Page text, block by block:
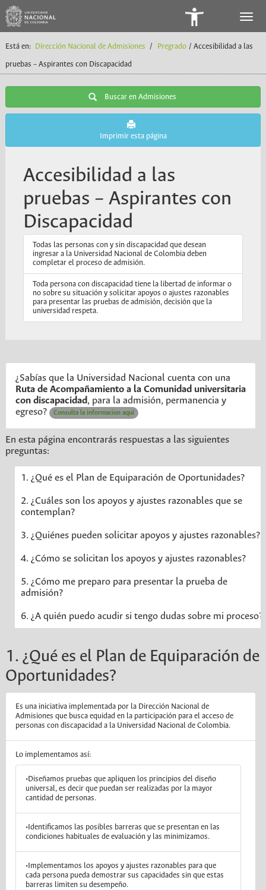
Está en: Dirección Nacional de Admisiones / Pregrado / Accesibilidad a las
pruebas – Aspirantes con Discapacidad
Buscar en Admisiones
Imprimir esta página
Accesibilidad a las
pruebas – Aspirantes con
Discapacidad
Todas las personas con y sin discapacidad que desean
ingresar a la Universidad Nacional de Colombia deben
completar el proceso de admisión.
Toda persona con discapacidad tiene la libertad de informar o
no sobre su situación y solicitar apoyos o ajustes razonables
para presentar las pruebas de admisión, decisión que la
universidad respeta.
¿Sabías que la Universidad Nacional cuenta con una
Ruta de Acompañamiento a la Comunidad universitaria
con discapacidad, para la admisión, permanencia y
egreso?
Consulta la informacion aquí
En esta página encontrarás respuestas a las siguientes
preguntas:
1. ¿Qué es el Plan de Equiparación de Oportunidades?
2. ¿Cuáles son los apoyos y ajustes razonables que se
contemplan?
3. ¿Quiénes pueden solicitar apoyos y ajustes razonables?
4. ¿Cómo se solicitan los apoyos y ajustes razonables?
5. ¿Cómo me preparo para presentar la prueba de
admisión?
6. ¿A quién puedo acudir si tengo dudas sobre mi proceso?
1. ¿Qué es el Plan de Equiparación de
Oportunidades?
Es una iniciativa implementada por la Dirección Nacional de
Admisiones que busca equidad en la participación para el acceso de
personas con discapacidad a la Universidad Nacional de Colombia.
Lo implementamos así:
•Diseñamos pruebas que apliquen los principios del diseño
universal, es decir que puedan ser realizadas por la mayor
cantidad de personas.
•Identificamos las posibles barreras que se presentan en las
condiciones habituales de evaluación y las minimizamos.
•Implementamos los apoyos y ajustes razonables para que
cada persona pueda demostrar sus capacidades sin que estas
barreras limiten su desempeño.